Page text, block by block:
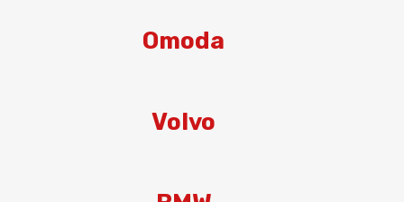
Omoda
Volvo